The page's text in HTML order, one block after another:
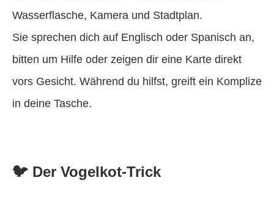
Wasserflasche, Kamera und Stadtplan.
Sie sprechen dich auf Englisch oder Spanisch an,
bitten um Hilfe oder zeigen dir eine Karte direkt
vors Gesicht. Während du hilfst, greift ein Komplize
in deine Tasche.
🐦 Der Vogelkot-Trick